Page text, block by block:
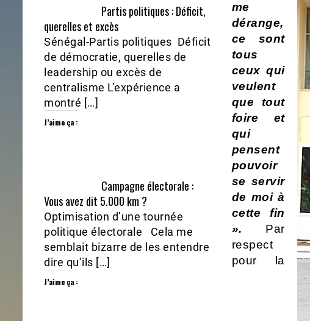
me
dérange,
ce sont
tous
ceux qui
veulent
que tout
foire et
qui
pensent
pouvoir
se servir
de moi à
cette fin
». Par
respect
pour la
Partis politiques : Déficit,
querelles et excès
Sénégal-Partis politiques Déficit
de démocratie, querelles de
leadership ou excès de
centralisme L’expérience a
montré […]
J’aime ça :
Campagne électorale :
Vous avez dit 5.000 km ?
Optimisation d’une tournée
politique électorale Cela me
semblait bizarre de les entendre
dire qu’ils […]
J’aime ça :